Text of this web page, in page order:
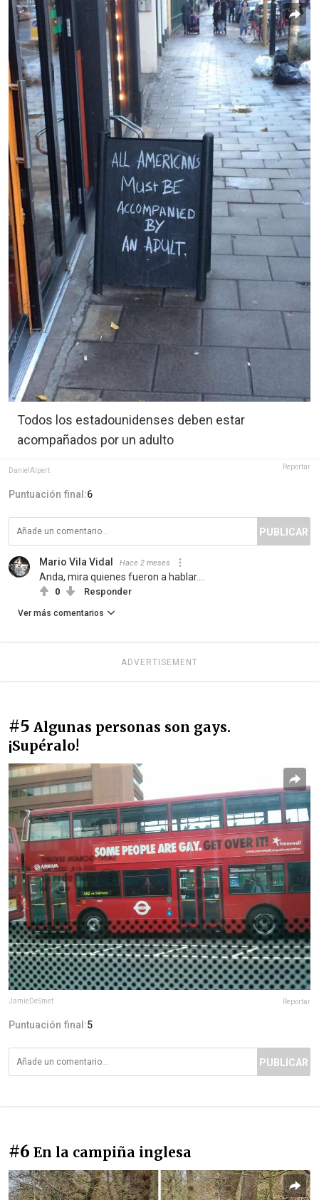
Todos los estadounidenses deben estar
acompañados por un adulto
DanielAlpert Reportar
Puntuación final:6
PUBLICAR
Mario Vila Vidal Hace 2 meses
Anda, mira quienes fueron a hablar....
0 Responder
Ver más comentarios
ADVERTISEMENT
#5 Algunas personas son gays.
¡Supéralo!
JamieDeSmet Reportar
Puntuación final:5
PUBLICAR
#6 En la campiña inglesa